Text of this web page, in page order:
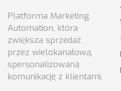
Platforma Marketing
Automation, która
zwiększa sprzedaż
przez wielokanałową,
spersonalizowaną
komunikację z klientami.